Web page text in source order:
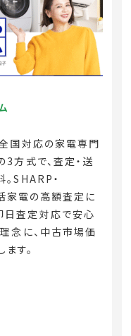
全国対応の家電専門
3方式で、査定・送
SHARP・
家電の高額査定に
日査定対応で安心
理念に、中古市場価
す。